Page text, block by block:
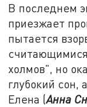
В последнем
приезжает
пытается
холмов", но
глубокий
Елена (Анна